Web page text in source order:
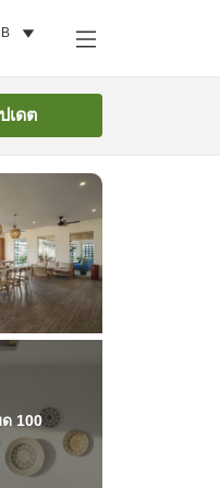
เดต
100
หาห้องพัก